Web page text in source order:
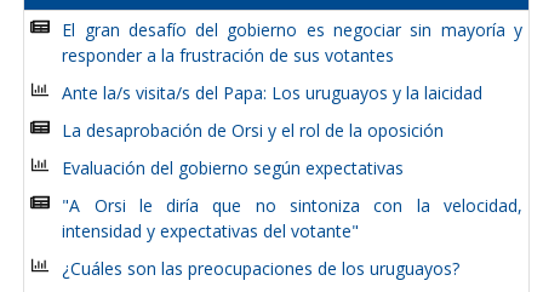
El gran desafío del gobierno es negociar sin mayoría y
responder a la frustración de sus votantes
Ante la/s visita/s del Papa: Los uruguayos y la laicidad
La desaprobación de Orsi y el rol de la oposición
Evaluación del gobierno según expectativas
"A Orsi le diría que no sintoniza con la velocidad,
intensidad y expectativas del votante"
¿Cuáles son las preocupaciones de los uruguayos?